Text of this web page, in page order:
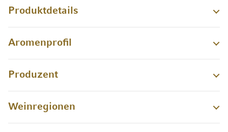
Produktdetails
Aromenprofil
Produzent
Weinregionen